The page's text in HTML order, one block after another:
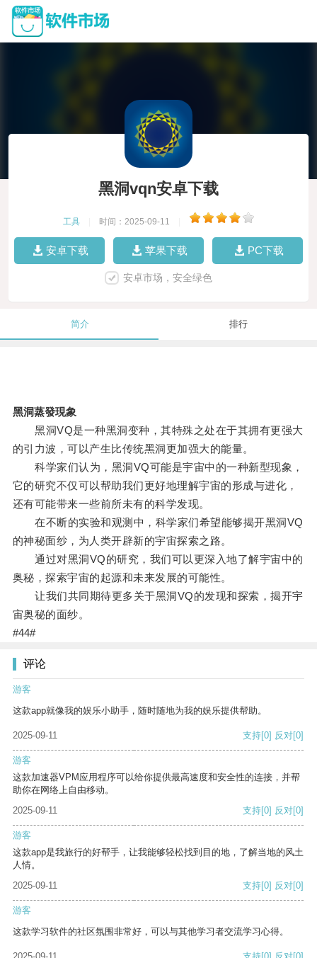
黑洞vqn安卓下载
工具 时间：2025-09-11
安卓下载 苹果下载 PC下载
安卓市场，安全绿色
简介 排行
黑洞蒸發現象
黑洞VQ是一种黑洞变种，其特殊之处在于其拥有更强大
的引力波，可以产生比传统黑洞更加强大的能量。
科学家们认为，黑洞VQ可能是宇宙中的一种新型现象，
它的研究不仅可以帮助我们更好地理解宇宙的形成与进化，
还有可能带来一些前所未有的科学发现。
在不断的实验和观测中，科学家们希望能够揭开黑洞VQ
的神秘面纱，为人类开辟新的宇宙探索之路。
通过对黑洞VQ的研究，我们可以更深入地了解宇宙中的
奥秘，探索宇宙的起源和未来发展的可能性。
让我们共同期待更多关于黑洞VQ的发现和探索，揭开宇
宙奥秘的面纱。
#44#
评论
游客
这款app就像我的娱乐小助手，随时随地为我的娱乐提供帮助。
2025-09-11 支持[0] 反对[0]
游客
这款加速器VPM应用程序可以给你提供最高速度和安全性的连接，并帮
助你在网络上自由移动。
2025-09-11
支持[0] 反对[0]
游客
这款app是我旅行的好帮手，让我能够轻松找到目的地，了解当地的风土
人情。
2025-09-11
支持[0] 反对[0]
游客
这款学习软件的社区氛围非常好，可以与其他学习者交流学习心得。